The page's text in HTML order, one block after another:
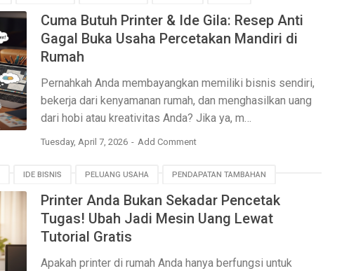
Cuma Butuh Printer & Ide Gila: Resep Anti
Gagal Buka Usaha Percetakan Mandiri di
Rumah
Pernahkah Anda membayangkan memiliki bisnis sendiri,
bekerja dari kenyamanan rumah, dan menghasilkan uang
dari hobi atau kreativitas Anda? Jika ya, m…
Tuesday, April 7, 2026 Add Comment
IDE BISNIS PELUANG USAHA PENDAPATAN TAMBAHAN
Printer Anda Bukan Sekadar Pencetak
Tugas! Ubah Jadi Mesin Uang Lewat
Tutorial Gratis
Apakah printer di rumah Anda hanya berfungsi untuk